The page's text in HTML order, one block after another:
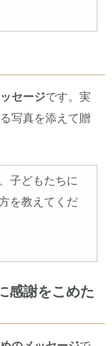
セージです。実
写真を添えて贈
子どもたちに
を教えてくだ
感謝をこめた